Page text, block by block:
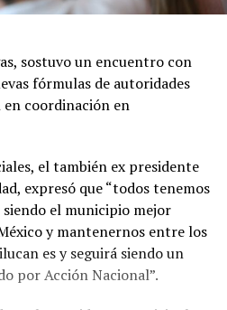
sostuvo un encuentro con
fórmulas de autoridades
coordinación en
el también ex presidente
expresó que “todos tenemos
el municipio mejor
y mantenernos entre los
es y seguirá siendo un
por Acción Nacional”.